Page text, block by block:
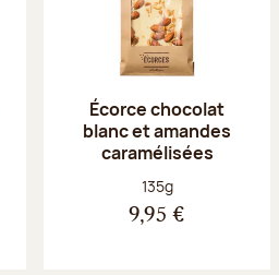
Écorce chocolat
blanc et amandes
caramélisées
Poids net :
135g
9,95 €